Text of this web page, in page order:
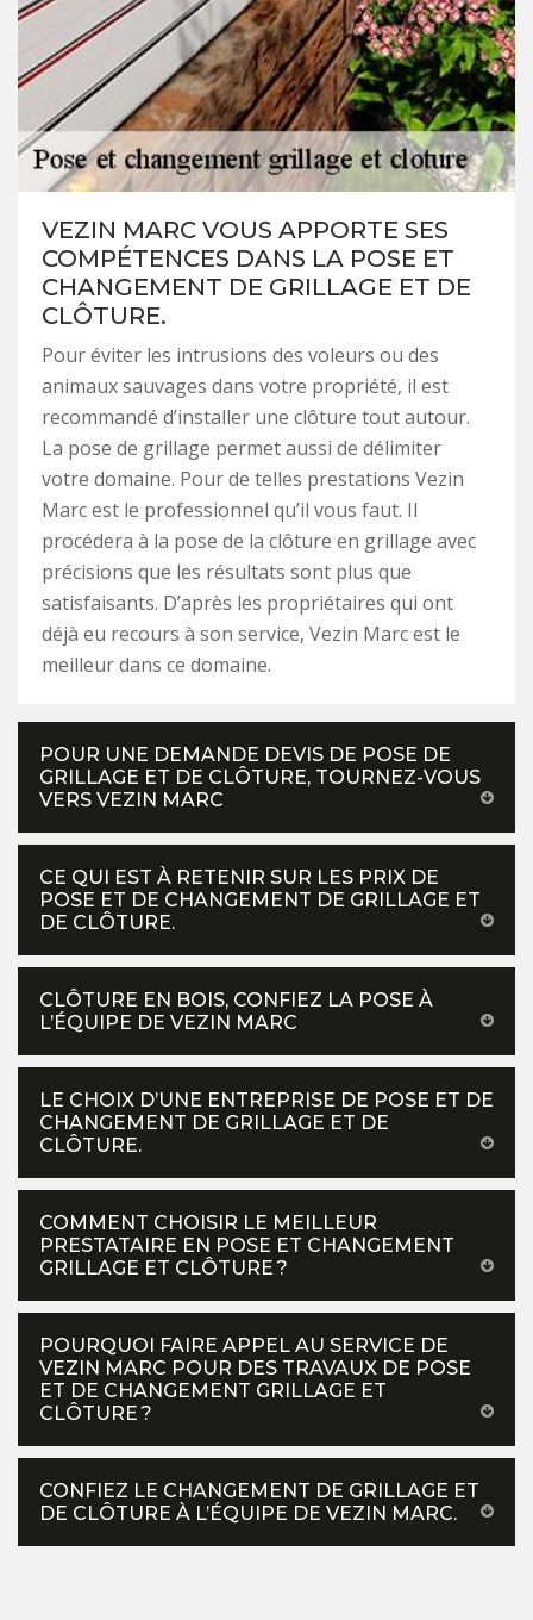
VEZIN MARC VOUS APPORTE SES
COMPÉTENCES DANS LA POSE ET
CHANGEMENT DE GRILLAGE ET DE
CLÔTURE.
Pour éviter les intrusions des voleurs ou des
animaux sauvages dans votre propriété, il est
recommandé d’installer une clôture tout autour.
La pose de grillage permet aussi de délimiter
votre domaine. Pour de telles prestations Vezin
Marc est le professionnel qu’il vous faut. Il
procédera à la pose de la clôture en grillage avec
précisions que les résultats sont plus que
satisfaisants. D’après les propriétaires qui ont
déjà eu recours à son service, Vezin Marc est le
meilleur dans ce domaine.
POUR UNE DEMANDE DEVIS DE POSE DE
GRILLAGE ET DE CLÔTURE, TOURNEZ-VOUS
VERS VEZIN MARC
CE QUI EST À RETENIR SUR LES PRIX DE
POSE ET DE CHANGEMENT DE GRILLAGE ET
DE CLÔTURE.
CLÔTURE EN BOIS, CONFIEZ LA POSE À
L’ÉQUIPE DE VEZIN MARC
LE CHOIX D’UNE ENTREPRISE DE POSE ET DE
CHANGEMENT DE GRILLAGE ET DE
CLÔTURE.
COMMENT CHOISIR LE MEILLEUR
PRESTATAIRE EN POSE ET CHANGEMENT
GRILLAGE ET CLÔTURE ?
POURQUOI FAIRE APPEL AU SERVICE DE
VEZIN MARC POUR DES TRAVAUX DE POSE
ET DE CHANGEMENT GRILLAGE ET
CLÔTURE ?
CONFIEZ LE CHANGEMENT DE GRILLAGE ET
DE CLÔTURE À L’ÉQUIPE DE VEZIN MARC.